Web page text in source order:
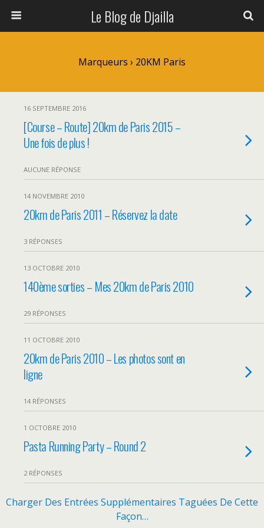
Le Blog de Djailla
Marqueurs › 20KM Paris
16 SEPTEMBRE 2016
[Course – Route] 20km de Paris 2015 –
Une fois de plus !
AUCUNE RÉPONSE
14 NOVEMBRE 2010
20km de Paris 2011 – Réservez la date
3 RÉPONSES
13 OCTOBRE 2010
140ème sorties – Mes 20km de Paris 2010
29 RÉPONSES
11 OCTOBRE 2010
20km de Paris 2010 – Les photos sont en
ligne
14 RÉPONSES
1 OCTOBRE 2010
Pasta Running Party – Round 2
2 RÉPONSES
Charger Des Entrées Supplémentaires Taguées De Cette
Façon…